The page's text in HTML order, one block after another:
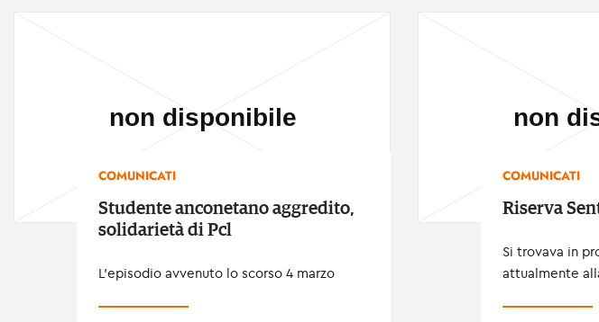
COMUNICATI
Studente anconetano aggredito,
solidarietà di Pcl
L'episodio avvenuto lo scorso 4 marzo
COMUNICATI
Riserva
Si trovava in
attualmente